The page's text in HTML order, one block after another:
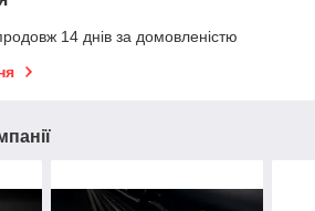
14 днів за домовленістю